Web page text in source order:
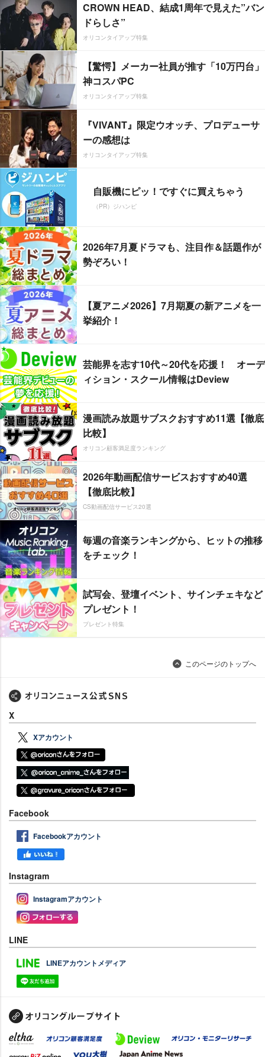
CROWN HEAD、結成1周年で見えた”バン
ドらしさ”
オリコンタイアップ特集
【驚愕】メーカー社員が推す「10万円台」
神コスパPC
オリコンタイアップ特集
『VIVANT』限定ウオッチ、プロデューサ
ーの感想は
オリコンタイアップ特集
自販機にピッ！ですぐに買えちゃう
（PR）ジハンピ
2026年7月夏ドラマも、注目作＆話題作が
勢ぞろい！
【夏アニメ2026】7月期夏の新アニメを一
挙紹介！
芸能界を志す10代～20代を応援！ オーデ
ィション・スクール情報はDeview
漫画読み放題サブスクおすすめ11選【徹底
比較】
オリコン顧客満足度ランキング
2026年動画配信サービスおすすめ40選
【徹底比較】
CS動画配信サービス20選
毎週の音楽ランキングから、ヒットの推移
をチェック！
試写会、登壇イベント、サインチェキなど
プレゼント！
プレゼント特集
このページのトップへ
X
Xアカウント
Facebook
Facebookアカウント
Instagram
Instagramアカウント
LINE
LINEアカウントメディア